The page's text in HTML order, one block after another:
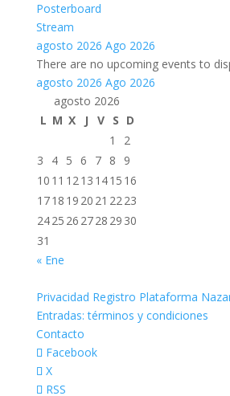
Posterboard
Stream
agosto 2026 Ago 2026
There are no upcoming events to
agosto 2026 Ago 2026
agosto 2026
L M X J V S D
1
2
3
4 5 6 7 8
9
10 11 1213 1415 16
1718 19 20 21 2223
2425 26 2728 29 30
31
« Ene
Privacidad Registro Plataforma
Entradas: términos y condiciones
Contacto
Facebook
X
RSS